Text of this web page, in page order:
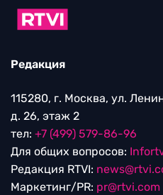
Редакция
115280, г. Москва, ул.
д. 26, этаж 2
тел: +7 (499) 579-86-96
Для общих вопросов:
Редакция RTVI:
Маркетинг/PR: pr@rtvi.com